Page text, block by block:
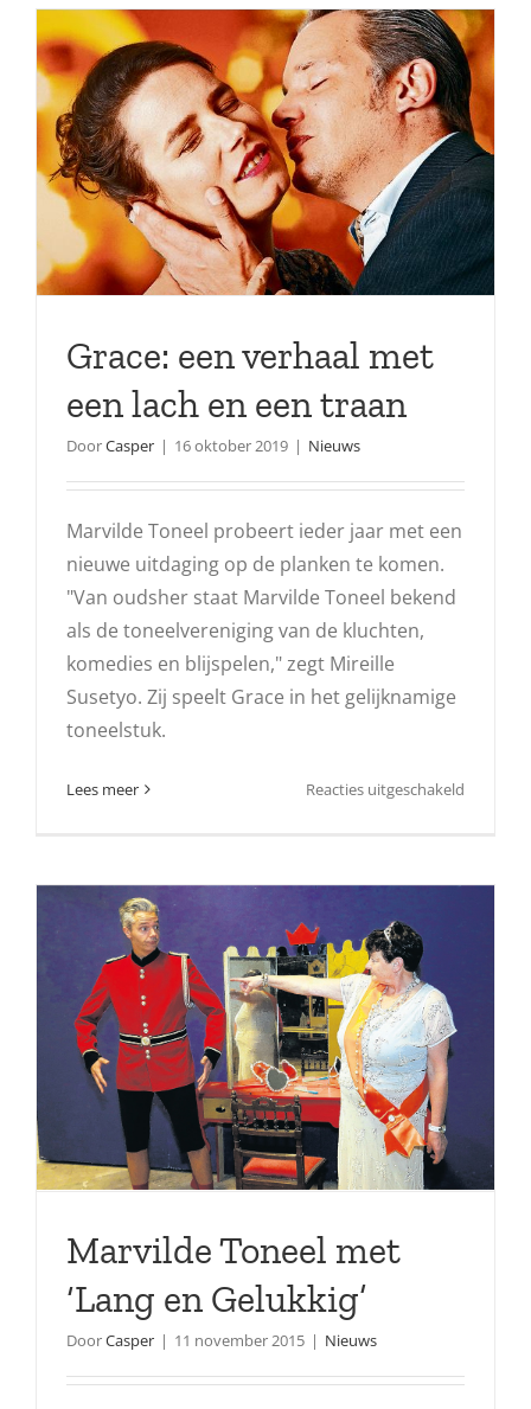
Grace: een verhaal met
een lach en een traan
DoorCasper | 16 oktober 2019 | Nieuws
Marvilde Toneel probeert ieder jaar met een
nieuwe uitdaging op de planken te komen.
"Van oudsher staat Marvilde Toneel bekend
als de toneelvereniging van de kluchten,
komedies en blijspelen," zegt Mireille
Susetyo. Zij speelt Grace in het gelijknamige
toneelstuk.
Lees meer Reacties uitgeschakeld
Marvilde Toneel met
‘Lang en Gelukkig’
DoorCasper | 11 november 2015 | Nieuws